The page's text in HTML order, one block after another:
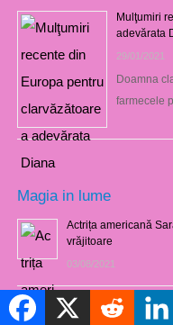
Mulţumiri
adevărata
29/01/2021
Doamna
farmecele
Magia in lume
Actrița americană
vrăjitoare
03/08/2021
Marele şaman zulu